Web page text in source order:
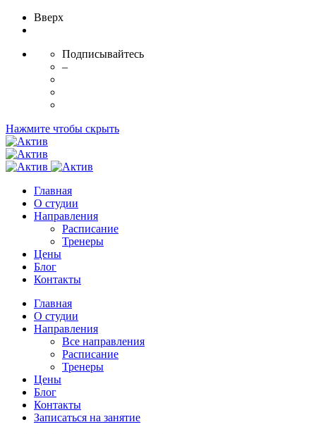
Вверх
Подписывайтесь
–
Нажмите чтобы скрыть
Главная
О студии
Направления
Расписание
Тренеры
Цены
Блог
Контакты
Главная
О студии
Направления
Все направления
Расписание
Тренеры
Цены
Блог
Контакты
Записаться на занятие